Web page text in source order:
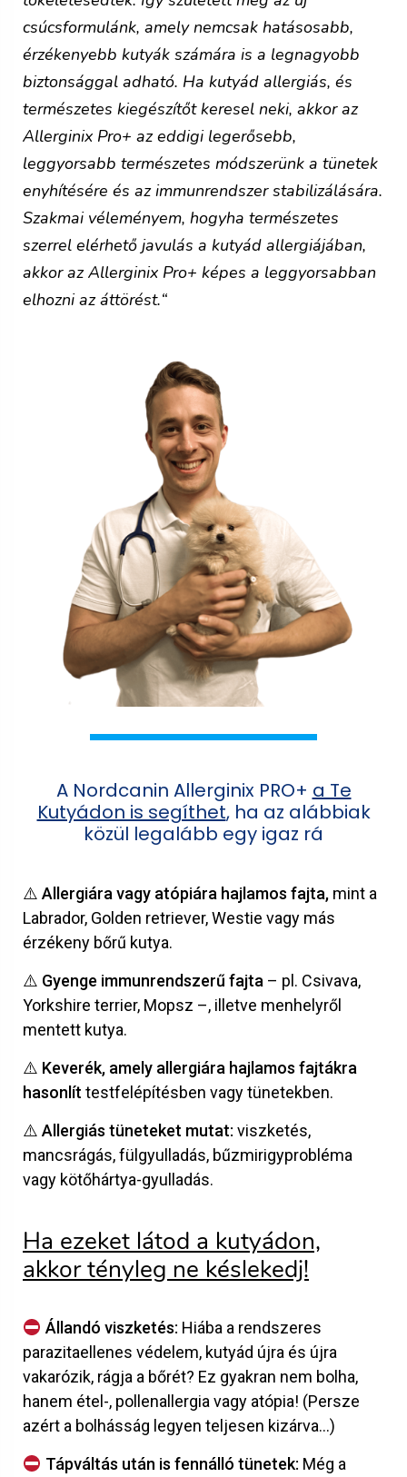
csúcsformulánk, amely nemcsak hatásosabb,
érzékenyebb kutyák számára is a legnagyobb
biztonsággal adható. Ha kutyád allergiás, és
természetes kiegészítőt keresel neki, akkor az
Allerginix Pro+ az eddigi legerősebb,
leggyorsabb természetes módszerünk a tünetek
enyhítésére és az immunrendszer stabilizálására.
Szakmai véleményem, hogyha természetes
szerrel elérhető javulás a kutyád allergiájában,
akkor az Allerginix Pro+ képes a leggyorsabban
elhozni az áttörést.“
A Nordcanin Allerginix PRO+ a Te
Kutyádon is segíthet, ha az alábbiak
közül legalább egy igaz rá
⚠️ Allergiára vagy atópiára hajlamos fajta, mint a
Labrador, Golden retriever, Westie vagy más
érzékeny bőrű kutya.
⚠️ Gyenge immunrendszerű fajta – pl. Csivava,
Yorkshire terrier, Mopsz –, illetve menhelyről
mentett kutya.
⚠️ Keverék, amely allergiára hajlamos fajtákra
hasonlít testfelépítésben vagy tünetekben.
⚠️ Allergiás tüneteket mutat: viszketés,
mancsrágás, fülgyulladás, bűzmirigyprobléma
vagy kötőhártya-gyulladás.
Ha ezeket látod a kutyádon,
akkor tényleg ne késlekedj!
Állandó viszketés: Hiába a rendszeres
parazitaellenes védelem, kutyád újra és újra
vakarózik, rágja a bőrét? Ez gyakran nem bolha,
hanem étel-, pollenallergia vagy atópia! (Persze
azért a bolhásság legyen teljesen kizárva…)
Tápváltás után is fennálló tünetek: Még a